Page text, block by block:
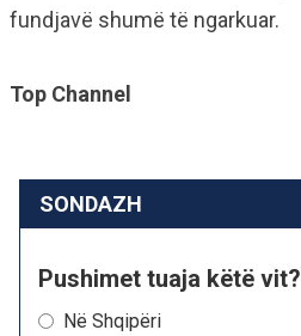
fundjavë shumë të ngarkuar.
Top Channel
SONDAZH
Pushimet tuaja këtë vit?
Në Shqipëri